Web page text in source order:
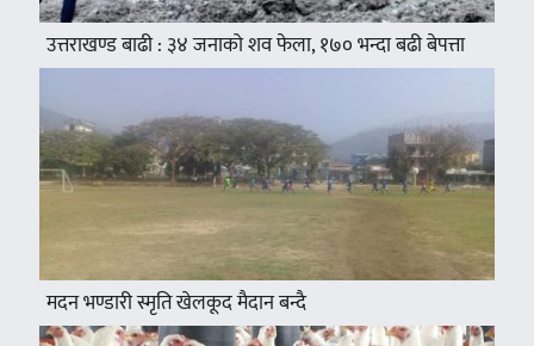
उत्तराखण्ड बाढी : ३४ जनाको शव फेला, १७० भन्दा बढी बेपत्ता
मदन भण्डारी स्मृति खेलकूद मैदान बन्दै